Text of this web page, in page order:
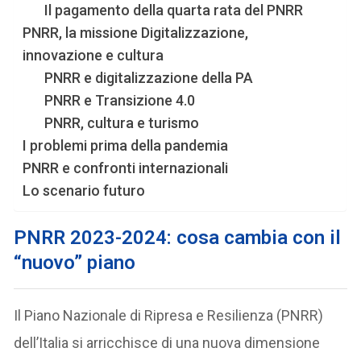
Il pagamento della quarta rata del PNRR
PNRR, la missione Digitalizzazione,
innovazione e cultura
PNRR e digitalizzazione della PA
PNRR e Transizione 4.0
PNRR, cultura e turismo
I problemi prima della pandemia
PNRR e confronti internazionali
Lo scenario futuro
PNRR 2023-2024: cosa cambia con il
“nuovo” piano
Il Piano Nazionale di Ripresa e Resilienza (PNRR)
dell’Italia si arricchisce di una nuova dimensione